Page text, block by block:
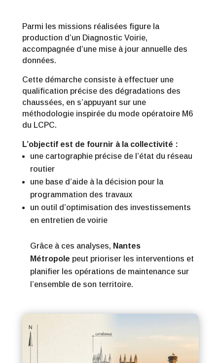
Parmi les missions réalisées figure la
production d’un Diagnostic Voirie,
accompagnée d’une mise à jour annuelle des
données.
Cette démarche consiste à effectuer une
qualification précise des dégradations des
chaussées, en s’appuyant sur une
méthodologie inspirée du mode opératoire M6
du LCPC.
L’objectif est de fournir à la collectivité :
une cartographie précise de l’état du réseau
routier
une base d’aide à la décision pour la
programmation des travaux
un outil d’optimisation des investissements
en entretien de voirie
Grâce à ces analyses, Nantes
Métropole peut prioriser les interventions et
planifier les opérations de maintenance sur
l’ensemble de son territoire.